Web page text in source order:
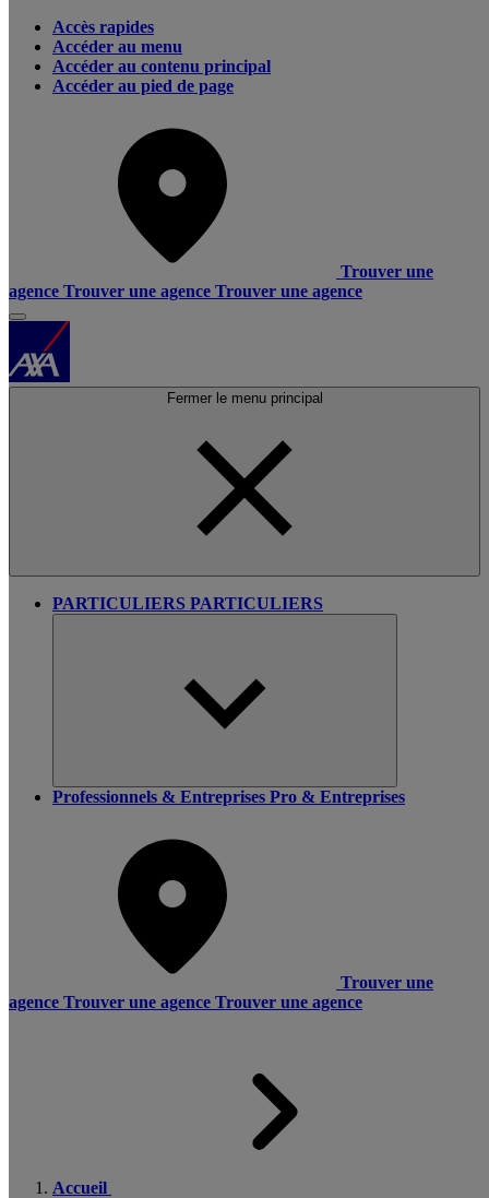
Accès rapides
Accéder au menu
Accéder au contenu principal
Accéder au pied de page
Trouver une
agence Trouver une agence Trouver une agence
Fermer le menu principal
PARTICULIERS PARTICULIERS
Professionnels & Entreprises Pro & Entreprises
Trouver une
agence Trouver une agence Trouver une agence
Accueil